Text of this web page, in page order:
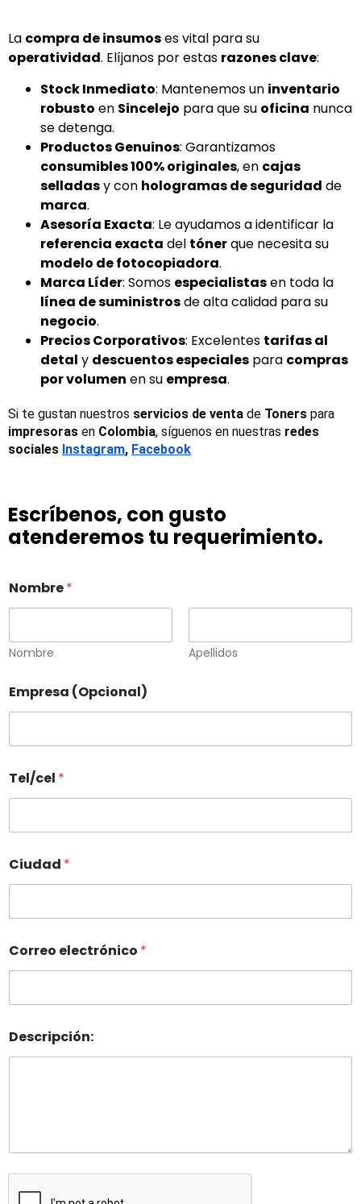
La compra de insumoses vital para su
operatividad. Elíjanos por estas razones clave:
Stock Inmediato: Mantenemos un inventario
robusto en Sincelejo para que su oficina nunca
se detenga.
Productos Genuinos: Garantizamos
consumibles 100% originales, en cajas
selladasy con hologramas de seguridad de
marca.
Asesoría Exacta: Le ayudamos a identificar la
referencia exacta del tónerque necesita su
modelo de fotocopiadora.
Marca Líder: Somos especialistasen toda la
línea de suministrosde alta calidad para su
negocio.
Precios Corporativos: Excelentes tarifas al
detal y descuentos especiales para compras
por volumen en su empresa.
Si te gustan nuestros servicios de venta de Toners
impresoras en Colombia, síguenos en nuestras redes
sociales Instagram, Facebook
Escríbenos, con gusto
atenderemos tu requerimiento.
Nombre*
Nombre Apellidos
Empresa (Opcional)
Tel/cel *
Ciudad *
Correo electrónico *
Descripción: